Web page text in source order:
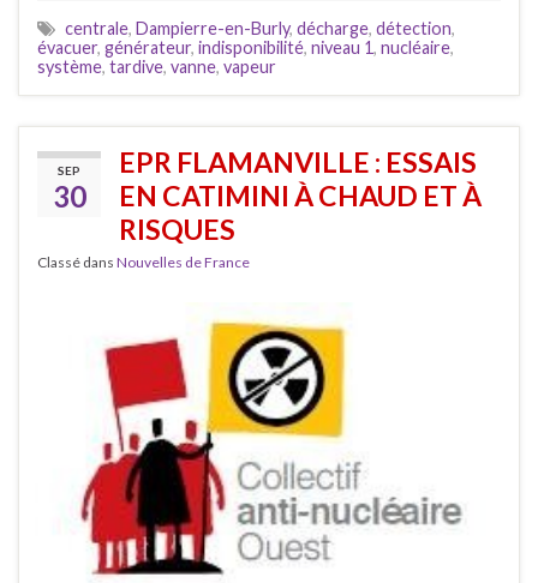
centrale, Dampierre-en-Burly, décharge, détection,
évacuer, générateur, indisponibilité, niveau 1, nucléaire,
système, tardive, vanne, vapeur
SEP
30
EPR FLAMANVILLE : ESSAIS
EN CATIMINI À CHAUD ET À
RISQUES
Classé dans Nouvelles de France